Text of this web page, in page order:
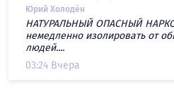
Юрий Холодён
НАТУРАЛЬНЫЙ ОПАСНЫЙ
немедленно изолировать от
людей....
03:24 Вчера